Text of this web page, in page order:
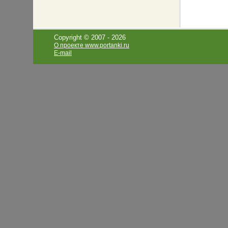
Copyright © 2007 - 2026
О проекте www.portanki.ru
E-mail